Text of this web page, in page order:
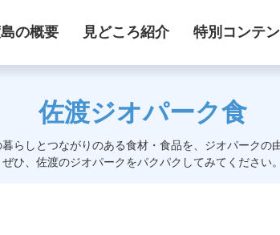
の概要 見どころ紹介 特別コンテ
佐渡ジオパーク食
らしとつながりのある食材・食品を、ジオパークの
ぜひ、佐渡のジオパークをパクパクしてみてください。